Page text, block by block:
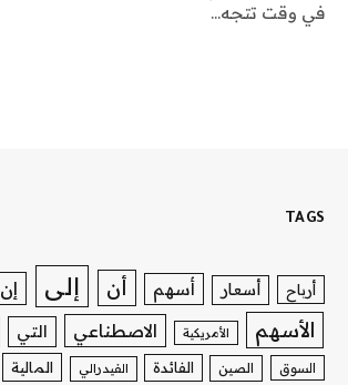
في وقت تتجه…
TAGS
أرباح أسعار أسهم أن إلى إن
الأسهم الأمريكية الاصطناعي التي
السوق الصين الفائدة الفيدرالي المالية